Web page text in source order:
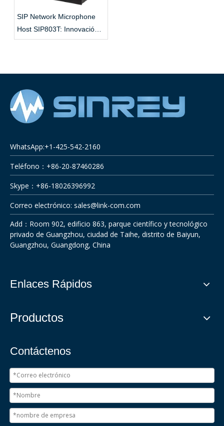
SIP Network Microphone
Host SIP803T: Innovación
inteligente para la
WhatsApp:+1-425-542-2160
Teléfono：+86-20-87460286
Skype：+86-18026396992
Correo electrónico: sales@link-com.com
Add：Room 902, edificio 863, parque científico y tecnológico
privado de Guangzhou, ciudad de Taihe, distrito de Baiyun,
Guangzhou, Guangdong, China
Enlaces Rápidos
Productos
Contáctenos